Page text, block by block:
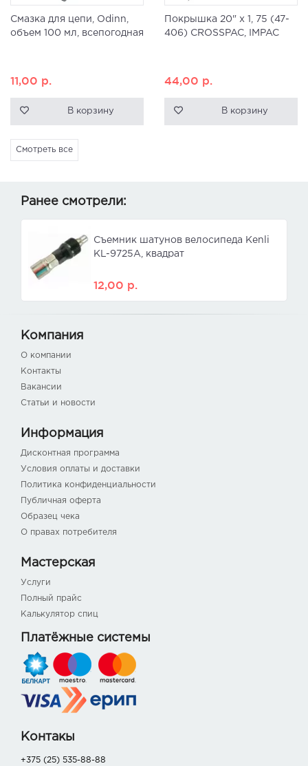
Смазка для цепи, Odinn,
объем 100 мл, всепогодная
11,00 р.
В корзину
Покрышка 20" x 1, 75 (47-
406) CROSSPAC, IMPAC
44,00 р.
В корзину
Смотреть все
Ранее смотрели:
Съемник шатунов велосипеда Kenli
KL-9725A, квадрат
12,00 р.
Компания
О компании
Контакты
Вакансии
Статьи и новости
Информация
Дисконтная программа
Условия оплаты и доставки
Политика конфиденциальности
Публичная оферта
Образец чека
О правах потребителя
Мастерская
Услуги
Полный прайс
Калькулятор спиц
Платёжные системы
Контакы
+375 (25) 535-88-88